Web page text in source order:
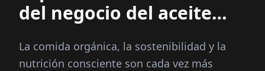
del negocio del aceite
La comida orgánica, la sostenibilidad y la
nutrición consciente son cada vez más